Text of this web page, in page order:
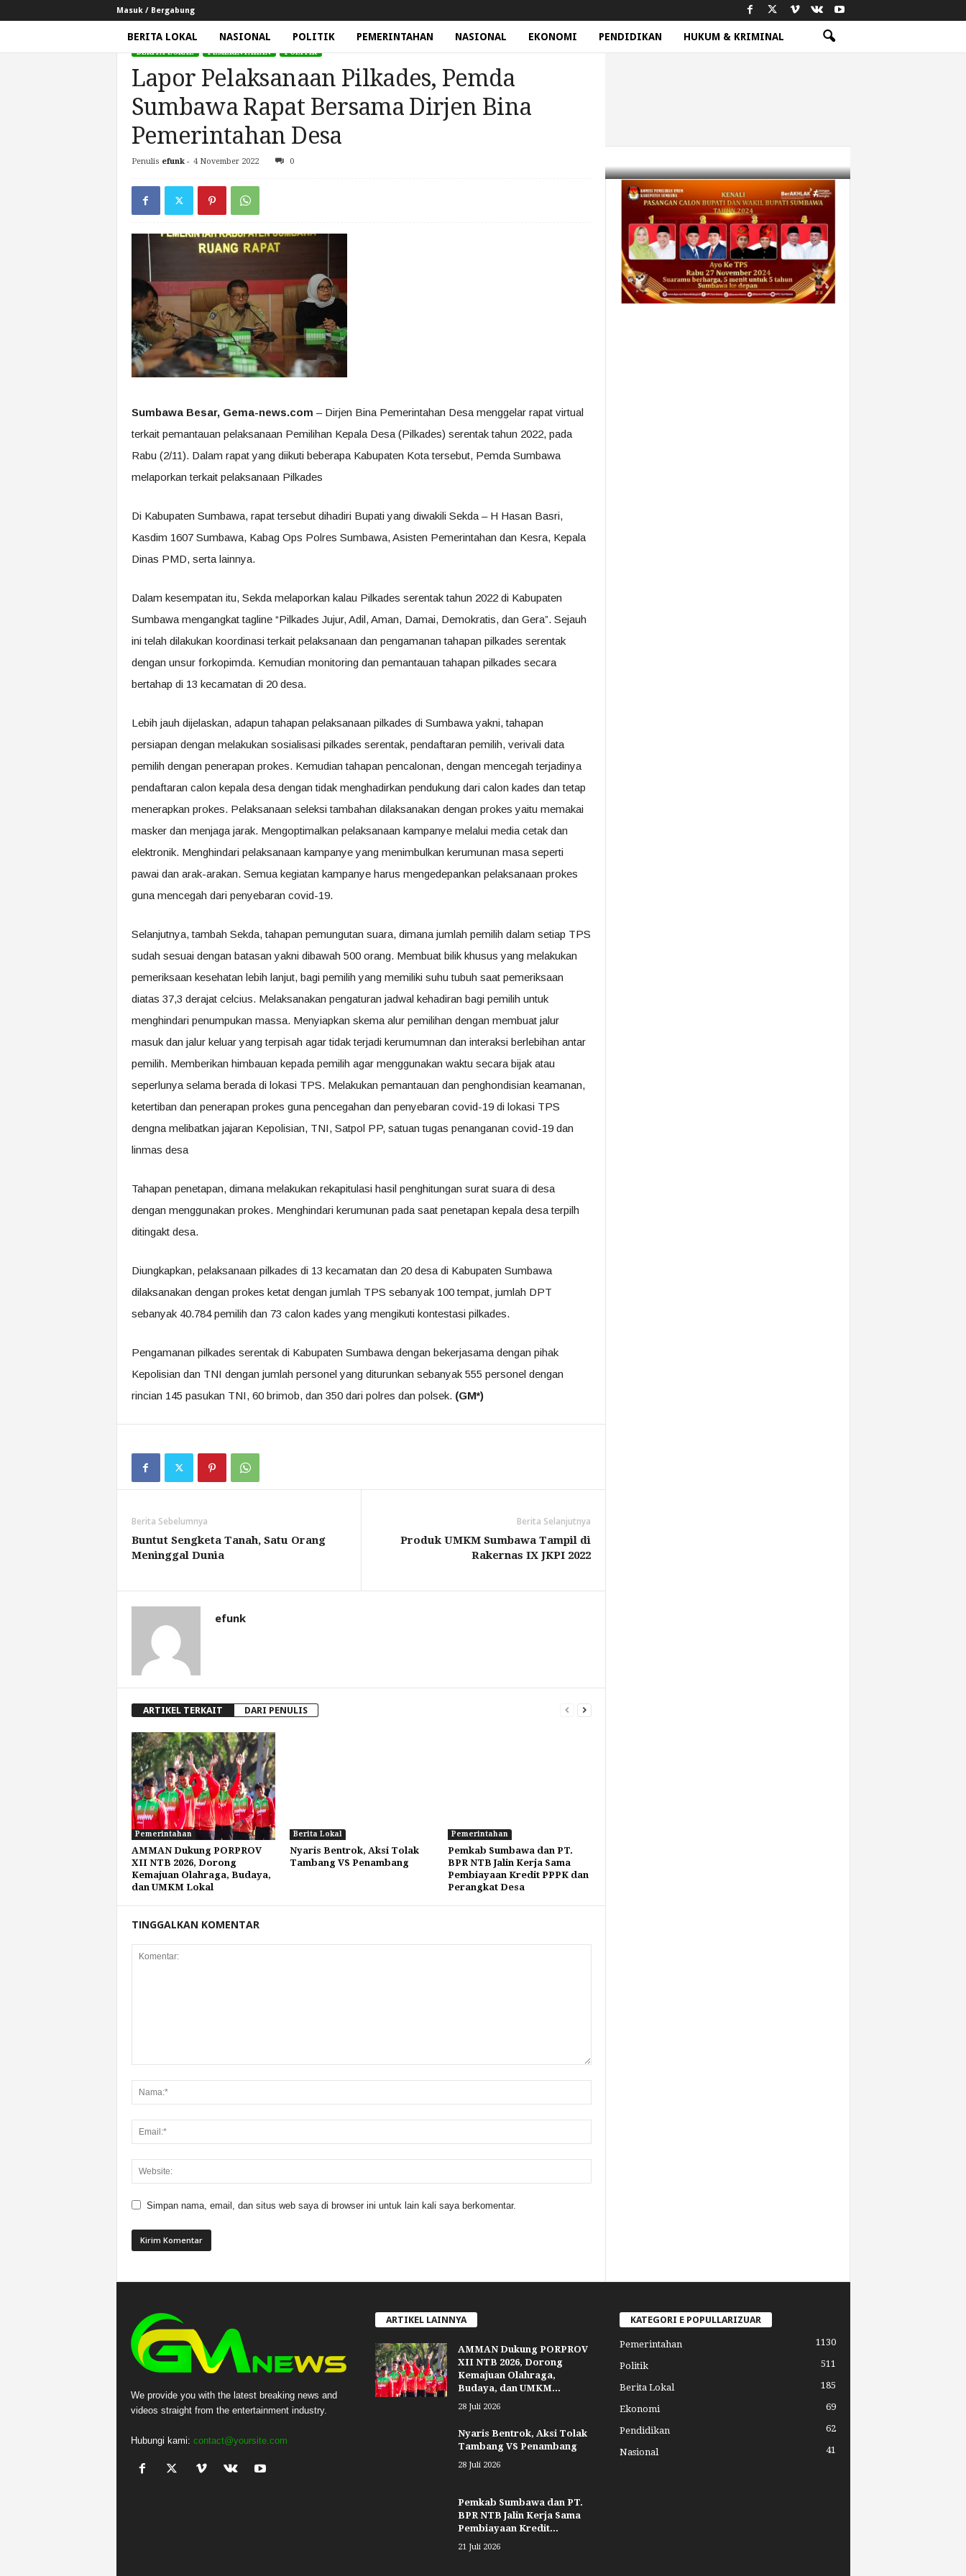
Masuk / Bergabung
BERITA LOKAL NASIONAL POLITIK PEMERINTAHAN NASIONAL EKONOMI PENDIDIKAN HUKUM & KRIMINAL
Beranda Berita Lokal Lapor Pelaksanaan Pilkades, Pemda Sumbawa Rapat Bersama Dirjen Bina Pemerintahan Desa
BERITA LOKAL PEMERINTAHAN POLITIK
Lapor Pelaksanaan Pilkades, Pemda
Sumbawa Rapat Bersama Dirjen Bina
Pemerintahan Desa
Penulis efunk- 4 November 2022 0
Sumbawa Besar, Gema-news.com – Dirjen Bina Pemerintahan Desa menggelar rapat virtual
terkait pemantauan pelaksanaan Pemilihan Kepala Desa (Pilkades) serentak tahun 2022, pada
Rabu (2/11). Dalam rapat yang diikuti beberapa Kabupaten Kota tersebut, Pemda Sumbawa
melaporkan terkait pelaksanaan Pilkades
Di Kabupaten Sumbawa, rapat tersebut dihadiri Bupati yang diwakili Sekda – H Hasan Basri,
Kasdim 1607 Sumbawa, Kabag Ops Polres Sumbawa, Asisten Pemerintahan dan Kesra, Kepala
Dinas PMD, serta lainnya.
Dalam kesempatan itu, Sekda melaporkan kalau Pilkades serentak tahun 2022 di Kabupaten
Sumbawa mengangkat tagline “Pilkades Jujur, Adil, Aman, Damai, Demokratis, dan Gera”. Sejauh
ini telah dilakukan koordinasi terkait pelaksanaan dan pengamanan tahapan pilkades serentak
dengan unsur forkopimda. Kemudian monitoring dan pemantauan tahapan pilkades secara
bertahap di 13 kecamatan di 20 desa.
Lebih jauh dijelaskan, adapun tahapan pelaksanaan pilkades di Sumbawa yakni, tahapan
persiapan dengan melakukan sosialisasi pilkades serentak, pendaftaran pemilih, verivali data
pemilih dengan penerapan prokes. Kemudian tahapan pencalonan, dengan mencegah terjadinya
pendaftaran calon kepala desa dengan tidak menghadirkan pendukung dari calon kades dan tetap
menerapkan prokes. Pelaksanaan seleksi tambahan dilaksanakan dengan prokes yaitu memakai
masker dan menjaga jarak. Mengoptimalkan pelaksanaan kampanye melalui media cetak dan
elektronik. Menghindari pelaksanaan kampanye yang menimbulkan kerumunan masa seperti
pawai dan arak-arakan. Semua kegiatan kampanye harus mengedepankan pelaksanaan prokes
guna mencegah dari penyebaran covid-19.
Selanjutnya, tambah Sekda, tahapan pemungutan suara, dimana jumlah pemilih dalam setiap TPS
sudah sesuai dengan batasan yakni dibawah 500 orang. Membuat bilik khusus yang melakukan
pemeriksaan kesehatan lebih lanjut, bagi pemilih yang memiliki suhu tubuh saat pemeriksaan
diatas 37,3 derajat celcius. Melaksanakan pengaturan jadwal kehadiran bagi pemilih untuk
menghindari penumpukan massa. Menyiapkan skema alur pemilihan dengan membuat jalur
masuk dan jalur keluar yang terpisah agar tidak terjadi kerumumnan dan interaksi berlebihan antar
pemilih. Memberikan himbauan kepada pemilih agar menggunakan waktu secara bijak atau
seperlunya selama berada di lokasi TPS. Melakukan pemantauan dan penghondisian keamanan,
ketertiban dan penerapan prokes guna pencegahan dan penyebaran covid-19 di lokasi TPS
dengna melibatkan jajaran Kepolisian, TNI, Satpol PP, satuan tugas penanganan covid-19 dan
linmas desa
Tahapan penetapan, dimana melakukan rekapitulasi hasil penghitungan surat suara di desa
dengan menggunakan prokes. Menghindari kerumunan pada saat penetapan kepala desa terpilh
ditingakt desa.
Diungkapkan, pelaksanaan pilkades di 13 kecamatan dan 20 desa di Kabupaten Sumbawa
dilaksanakan dengan prokes ketat dengan jumlah TPS sebanyak 100 tempat, jumlah DPT
sebanyak 40.784 pemilih dan 73 calon kades yang mengikuti kontestasi pilkades.
Pengamanan pilkades serentak di Kabupaten Sumbawa dengan bekerjasama dengan pihak
Kepolisian dan TNI dengan jumlah personel yang diturunkan sebanyak 555 personel dengan
rincian 145 pasukan TNI, 60 brimob, dan 350 dari polres dan polsek. (GM*)
Berita Sebelumnya
Buntut Sengketa Tanah, Satu Orang
Meninggal Dunia
Berita Selanjutnya
Produk UMKM Sumbawa Tampil di
Rakernas IX JKPI 2022
efunk
ARTIKEL TERKAIT DARI PENULIS
Pemerintahan
AMMAN Dukung PORPROV
XII NTB 2026, Dorong
Kemajuan Olahraga, Budaya,
dan UMKM Lokal
Berita Lokal
Nyaris Bentrok, Aksi Tolak
Tambang VS Penambang
Pemerintahan
Pemkab Sumbawa dan PT.
BPR NTB Jalin Kerja Sama
Pembiayaan Kredit PPPK dan
Perangkat Desa
TINGGALKAN KOMENTAR
Simpan nama, email, dan situs web saya di browser ini untuk lain kali saya berkomentar.
We provide you with the latest breaking news and
videos straight from the entertainment industry.
Hubungi kami: contact@yoursite.com
ARTIKEL LAINNYA
AMMAN Dukung PORPROV
XII NTB 2026, Dorong
Kemajuan Olahraga,
Budaya, dan UMKM...
28 Juli 2026
Nyaris Bentrok, Aksi Tolak
Tambang VS Penambang
28 Juli 2026
Pemkab Sumbawa dan PT.
BPR NTB Jalin Kerja Sama
Pembiayaan Kredit...
21 Juli 2026
KATEGORI E POPULLARIZUAR
Pemerintahan 1130
Politik 511
Berita Lokal 185
Ekonomi 69
Pendidikan 62
Nasional 41